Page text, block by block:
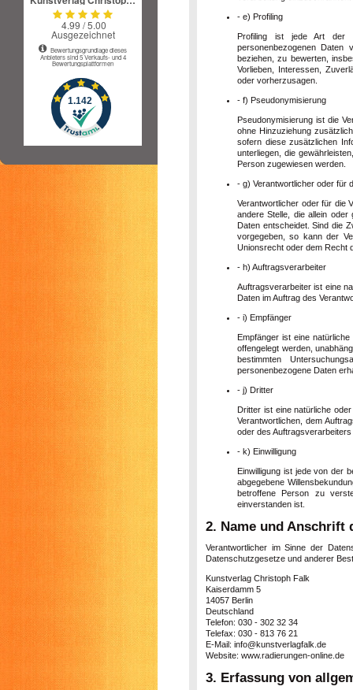
- e) Profiling
Profiling ist jede Art der
personenbezogenen Daten
beziehen, zu bewerten,
Vorlieben, Interessen,
oder vorherzusagen.
- f) Pseudonymisierung
Pseudonymisierung ist die
ohne Hinzuziehung
sofern diese zusätzlichen
unterliegen, die
Person zugewiesen werden.
- g) Verantwortlicher oder für
Verantwortlicher oder für die
andere Stelle, die allein
Daten entscheidet. Sind die
vorgegeben, so kann der
Unionsrecht oder dem Recht
- h) Auftragsverarbeiter
Auftragsverarbeiter ist eine
Daten im Auftrag des
- i) Empfänger
Empfänger ist eine
offengelegt werden,
bestimmten
personenbezogene Daten
- j) Dritter
Dritter ist eine natürliche
Verantwortlichen, dem
oder des
- k) Einwilligung
Einwilligung ist jede von der
abgegebene
betroffene Person zu
einverstanden ist.
2. Name und Anschrift
Verantwortlicher im Sinne der
Datenschutzgesetze und anderer
Kunstverlag Christoph Falk
Kaiserdamm 5
14057 Berlin
Deutschland
Telefon: 030 - 302 32 34
Telefax: 030 - 813 76 21
E-Mail: info@kunstverlagfalk.de
Website: www.radierungen-online.de
3. Erfassung von